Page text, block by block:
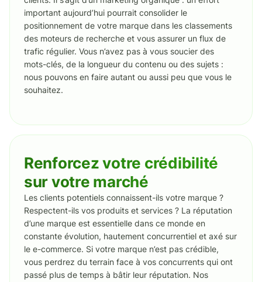
important aujourd’hui pourrait consolider le
positionnement de votre marque dans les classements
des moteurs de recherche et vous assurer un flux de
trafic régulier. Vous n’avez pas à vous soucier des
mots-clés, de la longueur du contenu ou des sujets :
nous pouvons en faire autant ou aussi peu que vous le
souhaitez.
Renforcez votre crédibilité
sur votre marché
Les clients potentiels connaissent-ils votre marque ?
Respectent-ils vos produits et services ? La réputation
d’une marque est essentielle dans ce monde en
constante évolution, hautement concurrentiel et axé sur
le e-commerce. Si votre marque n’est pas crédible,
vous perdrez du terrain face à vos concurrents qui ont
passé plus de temps à bâtir leur réputation. Nos